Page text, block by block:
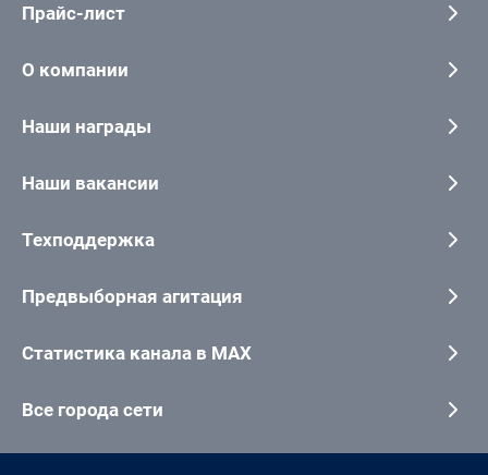
Прайс-лист
О компании
Наши награды
Наши вакансии
Техподдержка
Предвыборная агитация
Статистика канала в MAX
Все города сети